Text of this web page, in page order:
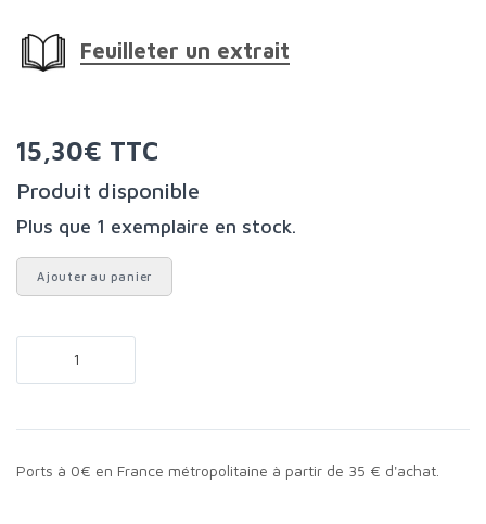
Feuilleter un extrait
15,30€ TTC
Produit disponible
Plus que 1 exemplaire en stock.
Ajouter au panier
Ports à 0€ en France métropolitaine à partir de 35 € d'achat.